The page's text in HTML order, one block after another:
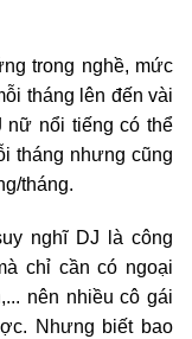
trong nghề, mức
tháng lên đến vài
nữ nổi tiếng có thể
tháng nhưng cũng
tháng.
nghĩ DJ là công
chỉ cần có ngoại
nên nhiều cô gái
Nhưng biết bao